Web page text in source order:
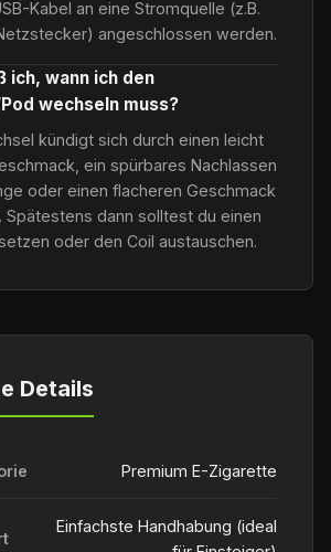
Kabel an eine Stromquelle (z.B.
angeschlossen werden.
ich, wann ich den
wechseln muss?
kündigt sich durch einen leicht
ein spürbares Nachlassen
oder einen flacheren Geschmack
Spätestens dann solltest du einen
oder den Coil austauschen.
Details
Premium E-Zigarette
Einfachste Handhabung (ideal